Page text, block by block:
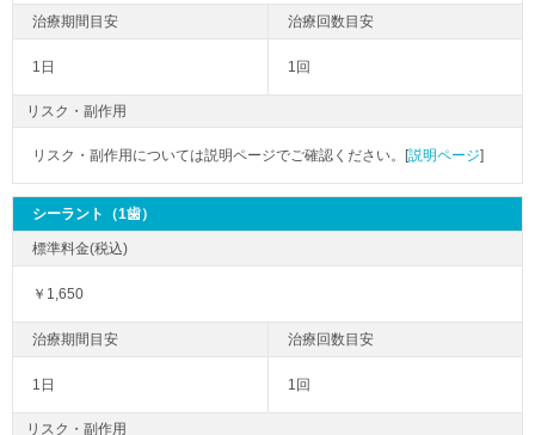
1日 1回
リスク・副作用
リスク・副作用については説明ページでご確認ください。[説明ページ]
シーラント（1歯）
￥1,650
1日 1回
リスク・副作用